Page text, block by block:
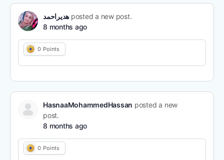
هديراحمد posted a new post.
8 months ago
0 Points
HasnaaMohammedHassan posted a new
post.
8 months ago
0 Points